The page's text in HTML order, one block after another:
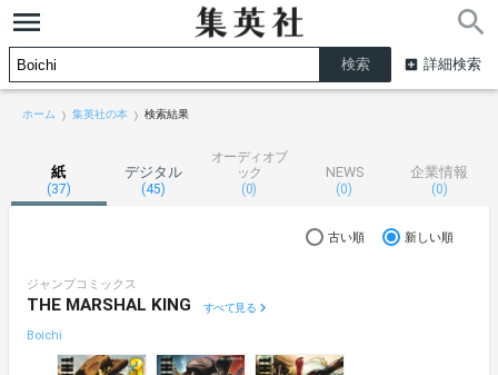
詳細検索
ホーム 集英社の本 検索結果
紙
(37)
デジタル
(45)
オーディオブ
ック
(0)
NEWS
(0)
企業情報
(0)
古い順 新しい順
ジャンプコミックス
THE MARSHAL KING すべて見る
Boichi